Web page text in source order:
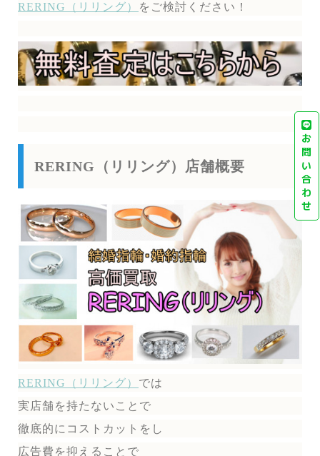
RERING（リリング）
を ご検討ください！
RERING（リリング）店舗概要
RERING（リリング） では
実店舗を持たないことで
徹底的にコストカットをし
広告費を抑えることで
お
問
い
合
わ
せ